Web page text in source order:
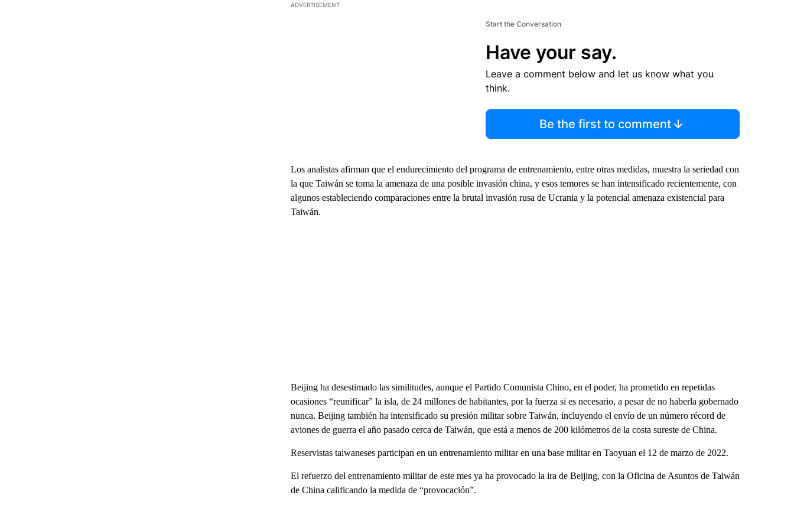
ADVERTISEMENT
Start the Conversation
Have your say.
Leave a comment below and let us know what you
think.
Be the first to comment
Los analistas afirman que el endurecimiento del programa de entrenamiento, entre otras medidas, muestra la seriedad con
la que Taiwán se toma la amenaza de una posible invasión china, y esos temores se han intensificado recientemente, con
algunos estableciendo comparaciones entre la brutal invasión rusa de Ucrania y la potencial amenaza existencial para
Taiwán.
Beijing ha desestimado las similitudes, aunque el Partido Comunista Chino, en el poder, ha prometido en repetidas
ocasiones “reunificar” la isla, de 24 millones de habitantes, por la fuerza si es necesario, a pesar de no haberla gobernado
nunca. Beijing también ha intensificado su presión militar sobre Taiwán, incluyendo el envío de un número récord de
aviones de guerra el año pasado cerca de Taiwán, que está a menos de 200 kilómetros de la costa sureste de China.
Reservistas taiwaneses participan en un entrenamiento militar en una base militar en Taoyuan el 12 de marzo de 2022.
El refuerzo del entrenamiento militar de este mes ya ha provocado la ira de Beijing, con la Oficina de Asuntos de Taiwán
de China calificando la medida de “provocación”.